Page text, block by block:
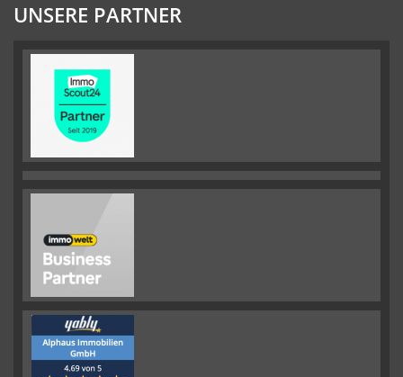
UNSERE PARTNER